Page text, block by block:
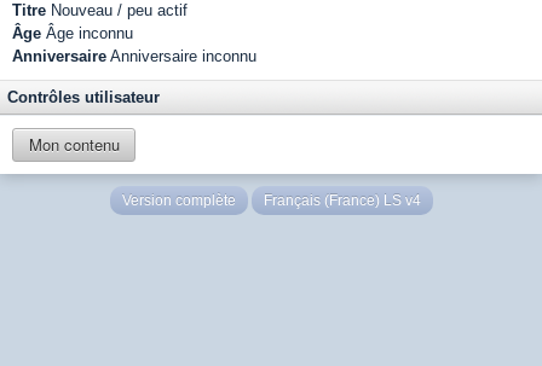
Titre Nouveau / peu actif
Âge Âge inconnu
Anniversaire Anniversaire inconnu
Contrôles utilisateur
Mon contenu
Version complète Français (France) LS v4